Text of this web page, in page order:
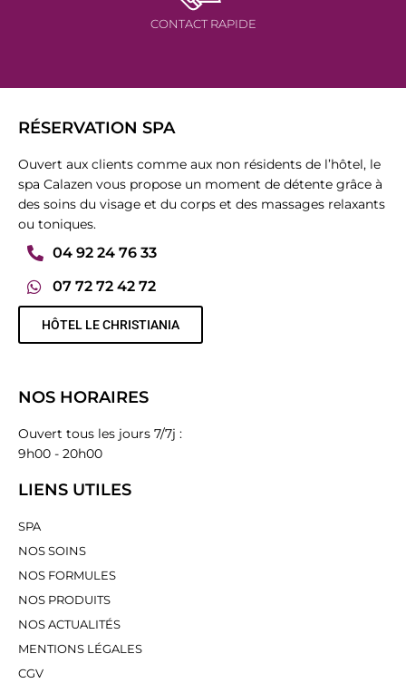
CONTACT RAPIDE
RÉSERVATION SPA
Ouvert aux clients comme aux non résidents de l’hôtel, le
spa Calazen vous propose un moment de détente grâce à
des soins du visage et du corps et des massages relaxants
ou toniques.
04 92 24 76 33
07 72 72 42 72
HÔTEL LE CHRISTIANIA
NOS HORAIRES
Ouvert tous les jours 7/7j :
9h00 - 20h00
LIENS UTILES
SPA
NOS SOINS
NOS FORMULES
NOS PRODUITS
NOS ACTUALITÉS
MENTIONS LÉGALES
CGV